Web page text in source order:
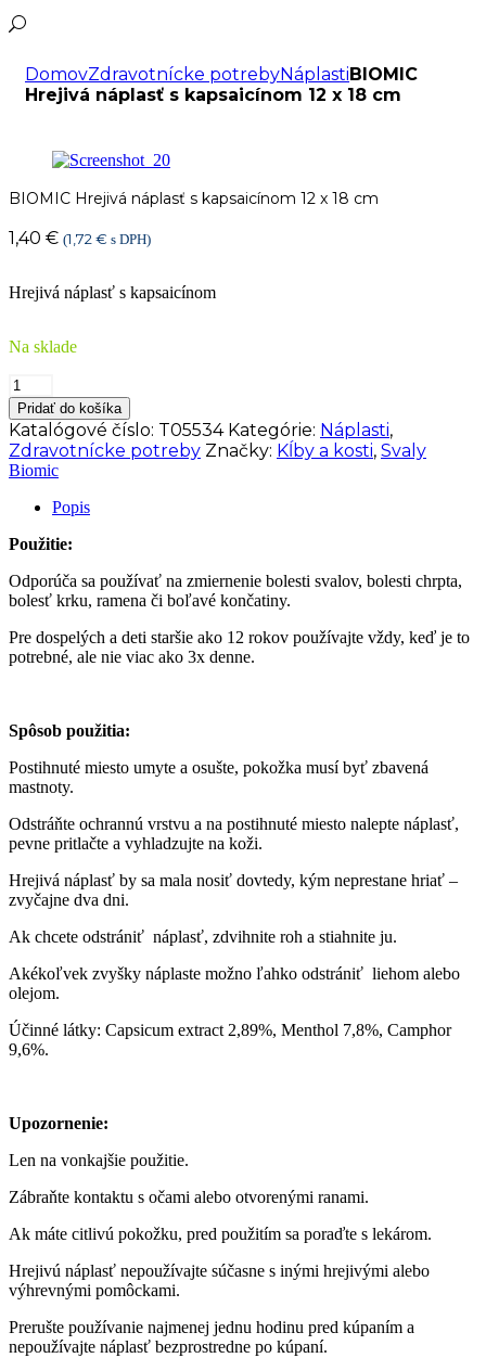
DomovZdravotnícke potrebyNáplasti BIOMIC
Hrejivá náplasť s kapsaicínom 12 x 18 cm
BIOMIC Hrejivá náplasť s kapsaicínom 12 x 18 cm
1,40 € (1,72€ s DPH)
Hrejivá náplasť s kapsaicínom
Na sklade
množstvo
BIOMIC
Hrejivá
náplasť
s
kapsaicínom
18
Pridať do košíka
Katalógové číslo: T05534 Kategórie: Náplasti,
Zdravotnícke potreby Značky: Kĺby a kosti, Svaly
Biomic
Popis
Použitie:
Odporúča sa používať na zmiernenie bolesti svalov, bolesti chrpta,
bolesť krku, ramena či boľavé končatiny.
Pre dospelých a deti staršie ako 12 rokov používajte vždy, keď je to
potrebné, ale nie viac ako 3x denne.
Spôsob použitia:
Postihnuté miesto umyte a osušte, pokožka musí byť zbavená
mastnoty.
Odstráňte ochrannú vrstvu a na postihnuté miesto nalepte náplasť,
pevne pritlačte a vyhladzujte na koži.
Hrejivá náplasť by sa mala nosiť dovtedy, kým neprestane hriať –
zvyčajne dva dni.
Ak chcete odstrániť náplasť, zdvihnite roh a stiahnite ju.
Akékoľvek zvyšky náplaste možno ľahko odstrániť liehom alebo
olejom.
Účinné látky: Capsicum extract 2,89%, Menthol 7,8%, Camphor
9,6%.
Upozornenie:
Len na vonkajšie použitie.
Zábraňte kontaktu s očami alebo otvorenými ranami.
Ak máte citlivú pokožku, pred použitím sa poraďte s lekárom.
Hrejivú náplasť nepoužívajte súčasne s inými hrejivými alebo
výhrevnými pomôckami.
Prerušte používanie najmenej jednu hodinu pred kúpaním a
nepoužívajte náplasť bezprostredne po kúpaní.